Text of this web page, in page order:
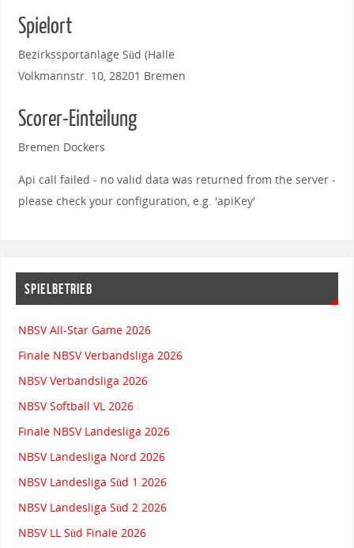
Spielort
Bezirkssportanlage Süd (Halle
Volkmannstr. 10, 28201 Bremen
Scorer-Einteilung
Bremen Dockers
Api call failed - no valid data was returned from the server -
please check your configuration, e.g. 'apiKey'
SPIELBETRIEB
NBSV All-Star Game 2026
Finale NBSV Verbandsliga 2026
NBSV Verbandsliga 2026
NBSV Softball VL 2026
Finale NBSV Landesliga 2026
NBSV Landesliga Nord 2026
NBSV Landesliga Süd 1 2026
NBSV Landesliga Süd 2 2026
NBSV LL Süd Finale 2026